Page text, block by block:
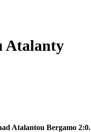
Atalanty
Atalantou Bergamo 2:0.